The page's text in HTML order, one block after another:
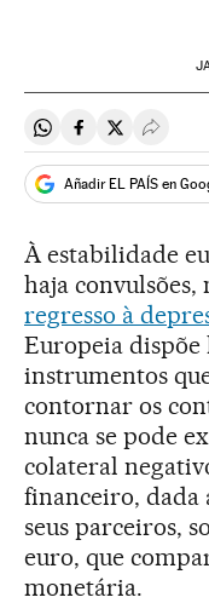
Compartir en
Compartir en
Compartir
Añadir EL PAÍS en
À estabilidade
haja convulsões,
regresso à
Europeia dispõe
instrumentos
contornar os
nunca se pode
colateral
financeiro, dada
seus parceiros,
euro, que
monetária.